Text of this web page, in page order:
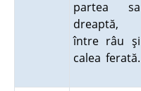
partea sa
dreaptă,
între râu şi
calea ferată.